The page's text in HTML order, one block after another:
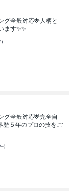
グ全般対応🌟人柄と
ます✨✨
)
グ全般対応🌟完全自
歴５年のプロの技をご
)